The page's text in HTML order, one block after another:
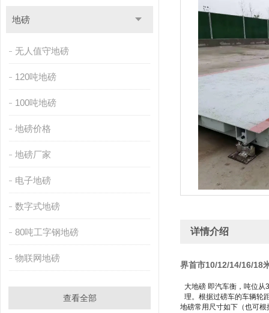
地磅
无人值守地磅
120吨地磅
100吨地磅
地磅价格
地磅厂家
电子地磅
数字式地磅
80吨工字钢地磅
物联网地磅
查看全部
详情介绍
界首市10/12/14/16/
大地磅 即汽车衡，吨位从
理。根据过磅车的车辆轮
地磅常用尺寸如下（也可